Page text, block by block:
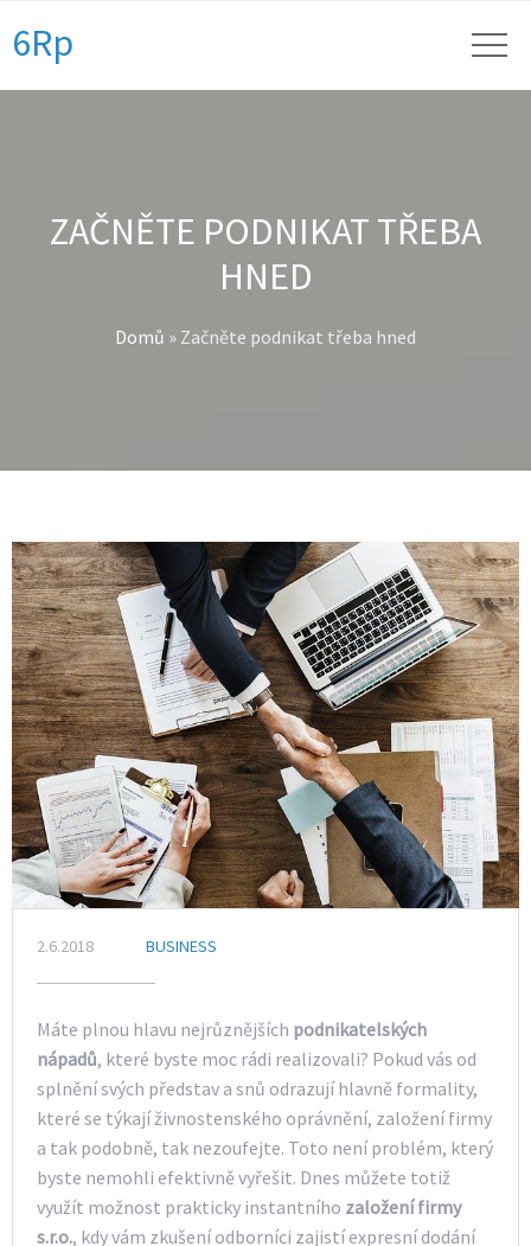
6Rp
ZAČNĚTE PODNIKAT TŘEBA
HNED
Domů » Začněte podnikat třeba hned
2.6.2018 BUSINESS
Máte plnou hlavu nejrůznějších podnikatelských
nápadů, které byste moc rádi realizovali? Pokud vás od
splnění svých představ a snů odrazují hlavně formality,
které se týkají živnostenského oprávnění, založení firmy
a tak podobně, tak nezoufejte. Toto není problém, který
byste nemohli efektivně vyřešit. Dnes můžete totiž
využít možnost prakticky instantního založení firmy
s.r.o., kdy vám zkušení odborníci zajistí expresní dodání